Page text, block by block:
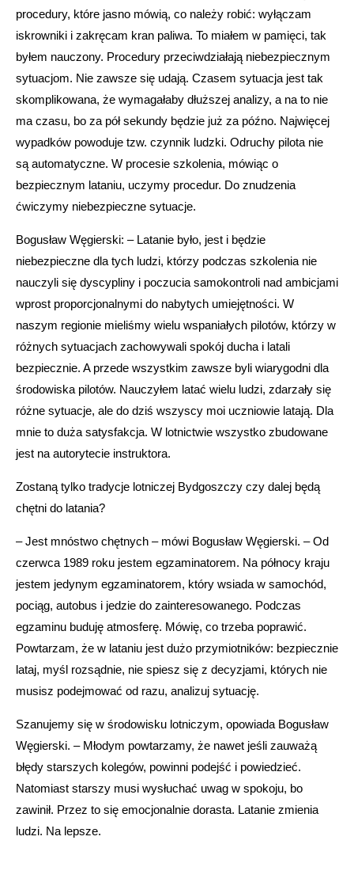
procedury, które jasno mówią, co należy robić: wyłączam
iskrowniki i zakręcam kran paliwa. To miałem w pamięci, tak
byłem nauczony. Procedury przeciwdziałają niebezpiecznym
sytuacjom. Nie zawsze się udają. Czasem sytuacja jest tak
skomplikowana, że wymagałaby dłuższej analizy, a na to nie
ma czasu, bo za pół sekundy będzie już za późno. Najwięcej
wypadków powoduje tzw. czynnik ludzki. Odruchy pilota nie
są automatyczne. W procesie szkolenia, mówiąc o
bezpiecznym lataniu, uczymy procedur. Do znudzenia
ćwiczymy niebezpieczne sytuacje.
Bogusław Węgierski: – Latanie było, jest i będzie
niebezpieczne dla tych ludzi, którzy podczas szkolenia nie
nauczyli się dyscypliny i poczucia samokontroli nad ambicjami
wprost proporcjonalnymi do nabytych umiejętności. W
naszym regionie mieliśmy wielu wspaniałych pilotów, którzy w
różnych sytuacjach zachowywali spokój ducha i latali
bezpiecznie. A przede wszystkim zawsze byli wiarygodni dla
środowiska pilotów. Nauczyłem latać wielu ludzi, zdarzały się
różne sytuacje, ale do dziś wszyscy moi uczniowie latają. Dla
mnie to duża satysfakcja. W lotnictwie wszystko zbudowane
jest na autorytecie instruktora.
Zostaną tylko tradycje lotniczej Bydgoszczy czy dalej będą
chętni do latania?
– Jest mnóstwo chętnych – mówi Bogusław Węgierski. – Od
czerwca 1989 roku jestem egzaminatorem. Na północy kraju
jestem jedynym egzaminatorem, który wsiada w samochód,
pociąg, autobus i jedzie do zainteresowanego. Podczas
egzaminu buduję atmosferę. Mówię, co trzeba poprawić.
Powtarzam, że w lataniu jest dużo przymiotników: bezpiecznie
lataj, myśl rozsądnie, nie spiesz się z decyzjami, których nie
musisz podejmować od razu, analizuj sytuację.
Szanujemy się w środowisku lotniczym, opowiada Bogusław
Węgierski. – Młodym powtarzamy, że nawet jeśli zauważą
błędy starszych kolegów, powinni podejść i powiedzieć.
Natomiast starszy musi wysłuchać uwag w spokoju, bo
zawinił. Przez to się emocjonalnie dorasta. Latanie zmienia
ludzi. Na lepsze.